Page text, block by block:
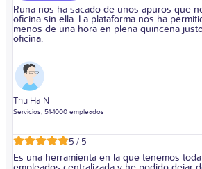
Runa nos ha sacado de unos apuros que
oficina sin ella. La plataforma nos ha
menos de una hora en plena quincena
oficina.
Thu Ha N
Servicios, 51-1000 empleados
5 / 5
Es una herramienta en la que tenemos